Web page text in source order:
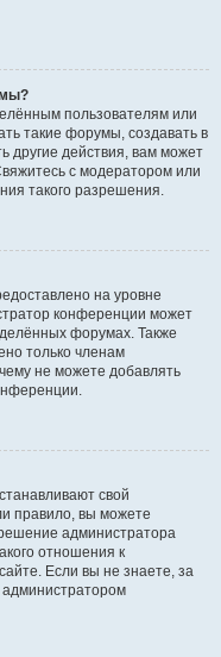
пользователям или
такие форумы, создавать в
другие действия, вам может
с модератором или
такого разрешения.
на уровне
конференции может
форумах. Также
только членам
не можете добавлять
свой
правило, вы можете
администратора
отношения к
Если вы не знаете, за
администратором